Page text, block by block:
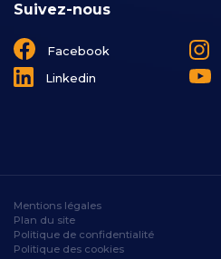
Suivez-nous
Facebook
Linkedin
Mentions légales
Plan du site
Politique de confidentialité
Politique des cookies